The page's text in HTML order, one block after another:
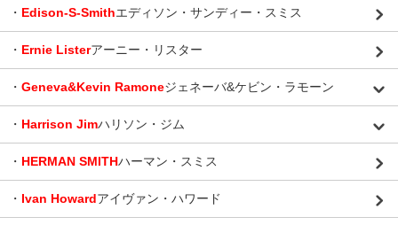
・ Edison-S-Smithエディソン・サンディー・スミス
・ Ernie Listerアーニー・リスター
・ Geneva&Kevin Ramoneジェネーバ&ケビン・ラモーン
・ Harrison Jimハリソン・ジム
・ HERMAN SMITHハーマン・スミス
・ Ivan Howardアイヴァン・ハワード